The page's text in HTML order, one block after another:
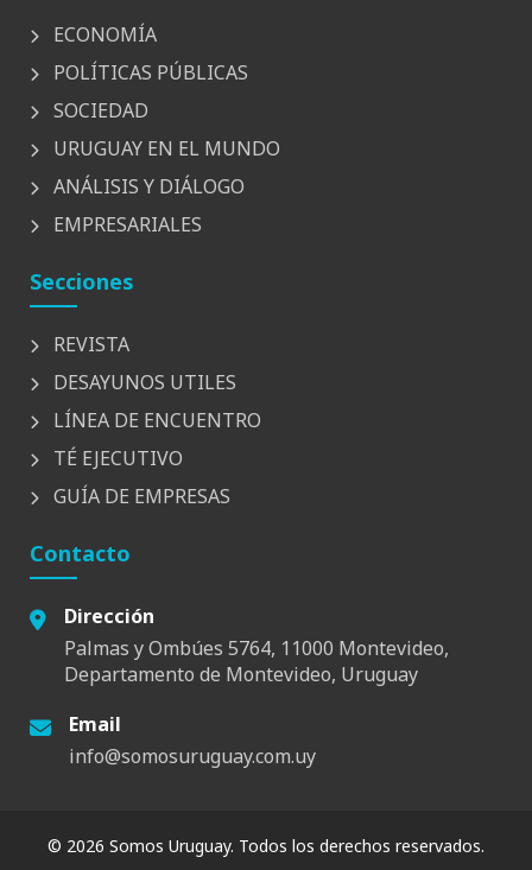
ECONOMÍA
POLÍTICAS PÚBLICAS
SOCIEDAD
URUGUAY EN EL MUNDO
ANÁLISIS Y DIÁLOGO
EMPRESARIALES
Secciones
REVISTA
DESAYUNOS UTILES
LÍNEA DE ENCUENTRO
TÉ EJECUTIVO
GUÍA DE EMPRESAS
Contacto
Dirección
Palmas y Ombúes 5764, 11000 Montevideo,
Departamento de Montevideo, Uruguay
Email
info@somosuruguay.com.uy
© 2026 Somos Uruguay. Todos los derechos reservados.